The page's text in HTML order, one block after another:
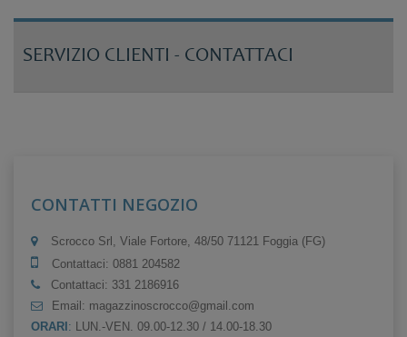
SERVIZIO CLIENTI - CONTATTACI
CONTATTI NEGOZIO
Scrocco Srl, Viale Fortore, 48/50 71121 Foggia (FG)
Contattaci: 0881 204582
Contattaci: 331 2186916
Email: magazzinoscrocco@gmail.com
ORARI : LUN.-VEN. 09.00-12.30 / 14.00-18.30